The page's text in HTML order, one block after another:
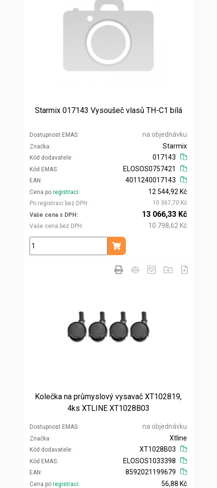
Starmix 017143 Vysoušeč vlasů TH-C1 bílá
Dostupnost EMAS na objednávku
Značka
Kód dodavatele
Starmix
017143
Kód EMAS
EAN
ELOSOS0757421
4011240017143
Cena po registraci
Po registraci bez DPH
12 544,92 Kč
10 367,70 Kč
Vaše cena s DPH
Vaše cena bez DPH
13 066,33 Kč
10 798,62 Kč
ks
Přidat do košíku
Kolečka na průmyslový vysavač XT102819,
4ks XTLINE XT1028B03
Dostupnost EMAS na objednávku
Značka
Kód dodavatele
Xtline
XT1028B03
Kód EMAS
EAN
ELOSOS1033398
8592021199679
Cena po registraci
56,88 Kč